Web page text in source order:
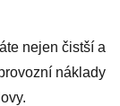
nejen čistší a
náklady